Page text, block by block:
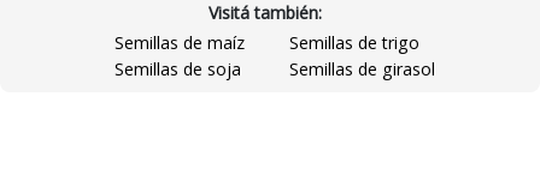
Visitá también:
Semillas de maíz
Semillas de trigo
Semillas de soja
Semillas de girasol